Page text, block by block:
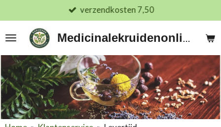
direct
naar
hoofdinhoud
Medicinalekruidenonline.nl
verzendkosten 7,50